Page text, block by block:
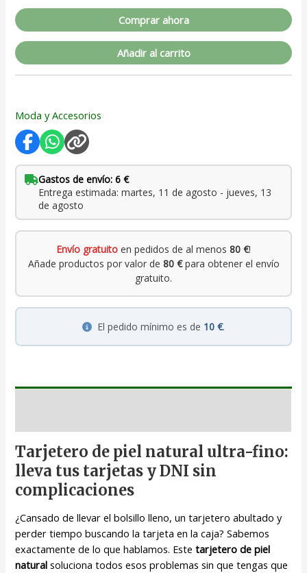
Comprar ahora
Añadir al carrito
Moda y Accesorios
Gastos de envío: 6 €
Entrega estimada: martes, 11 de agosto - jueves, 13
de agosto
Envío gratuito en pedidos de al menos 80 €!
Añade productos por valor de 80 €para obtener el envío
gratuito.
El pedido mínimo es de 10 €.
Tarjetero de piel natural ultra-fino:
lleva tus tarjetas y DNI sin
complicaciones
¿Cansado de llevar el bolsillo lleno, un tarjetero abultado y
perder tiempo buscando la tarjeta en la caja? Sabemos
exactamente de lo que hablamos. Estetarjetero de piel
natural soluciona todos esos problemas sin que tengas que